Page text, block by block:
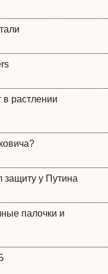
растлении
защиту у Путина
палочки и